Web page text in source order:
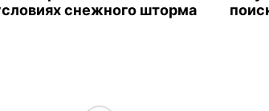
снежного шторма